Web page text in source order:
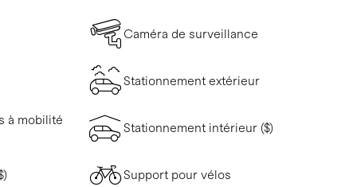
Caméra de surveillance
Stationnement extérieur
à mobilité
Stationnement intérieur ($)
Support pour vélos